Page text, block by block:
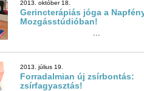
2013. október 18.
Gerincterápiás jóga a
Mozgásstúdióban!
2013. július 19.
Forradalmian új zsírbontás:
zsírfagyasztás!